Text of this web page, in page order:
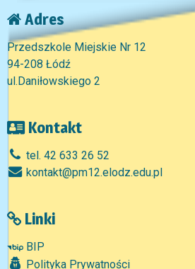
Adres
Przedszkole Miejskie Nr 12
94-208 Łódź
ul.Daniłowskiego 2
Kontakt
tel. 42 633 26 52
kontakt@pm12.elodz.edu.pl
Linki
BIP
Polityka Prywatności